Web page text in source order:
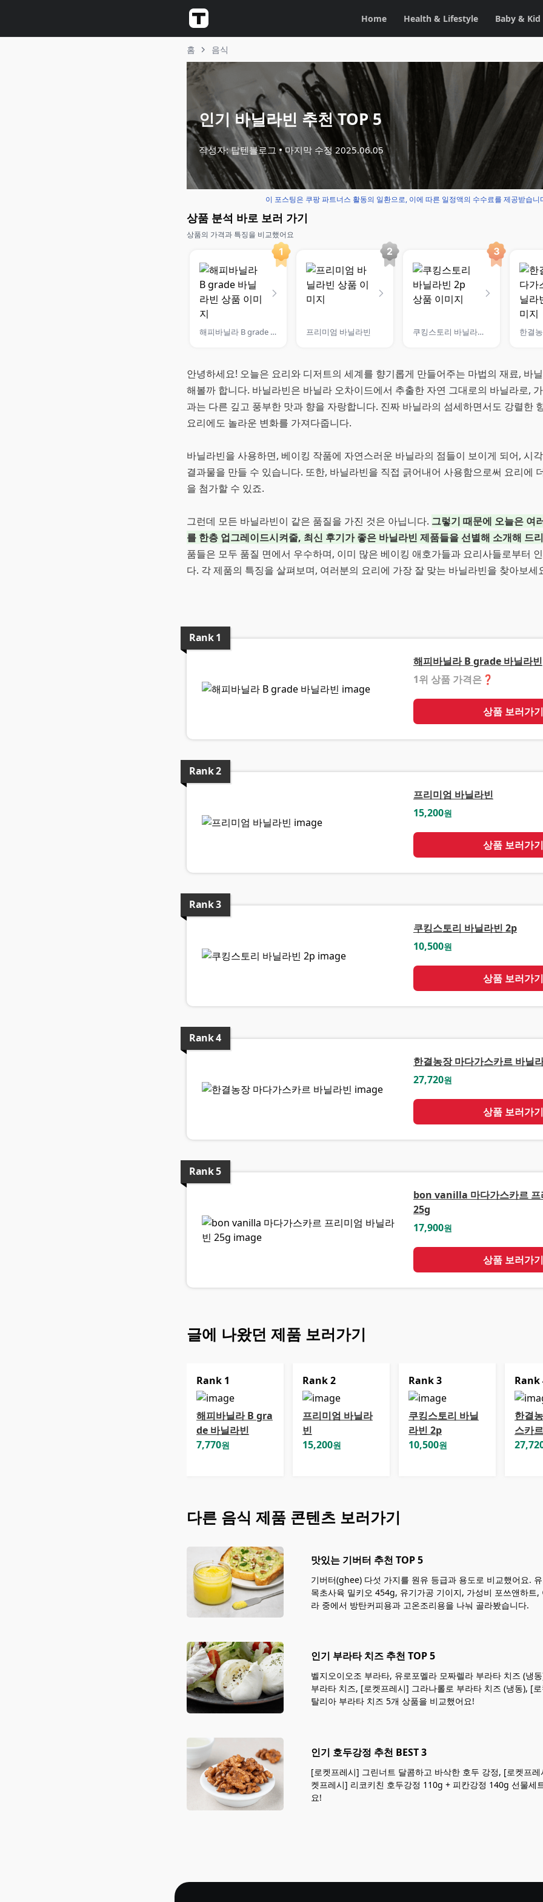
Home Health & Lifestyle Baby & Kid
홈 음식
인기 바닐라빈 추천 TOP 5
작성자: 탑텐블로그 마지막 수정2025.06.05
이 포스팅은 쿠팡 파트너스 활동의 일환으로, 이에 따른 일정액의 수수료를 제공받습니
상품 분석 바로 보러 가기
상품의 가격과 특징을 비교했어요
해피바닐라 B grade 바닐라빈 프리미엄 바닐라빈 쿠킹스토리 바닐라빈 2p
안녕하세요! 오늘은 요리와 디저트의 세계를 향기롭게 만들어주는 마법의 재료, 바
해볼까 합니다. 바닐라빈은 바닐라 오차이드에서 추출한 자연 그대로의 바닐라로,
과는 다른 깊고 풍부한 맛과 향을 자랑합니다. 진짜 바닐라의 섬세하면서도 강렬한
요리에도 놀라운 변화를 가져다줍니다.
바닐라빈을 사용하면, 베이킹 작품에 자연스러운 바닐라의 점들이 보이게 되어, 시
결과물을 만들 수 있습니다. 또한, 바닐라빈을 직접 긁어내어 사용함으로써 요리에
을 첨가할 수 있죠.
그런데 모든 바닐라빈이 같은 품질을 가진 것은 아닙니다. 그렇기 때문에 오늘은 여
를 한층 업그레이드시켜줄, 최신 후기가 좋은 바닐라빈 제품들을 선별해 소개해 드
품들은 모두 품질 면에서 우수하며, 이미 많은 베이킹 애호가들과 요리사들로부터
다. 각 제품의 특징을 살펴보며, 여러분의 요리에 가장 잘 맞는 바닐라빈을 찾아보세
Rank1
해피바닐라 B grade 바닐라빈
1위 상품 가격은 ❓
상품 보러가기
Rank2
프리미엄 바닐라빈
15,200원
상품 보러가기
Rank3
쿠킹스토리 바닐라빈 2p
10,500원
상품 보러가기
Rank4
한결농장 마다가스카르 바닐
27,720원
상품 보러가기
Rank5
bon vanilla 마다가스카르 프
25g
17,900원
상품 보러가기
글에 나왔던 제품 보러가기
Rank 1
해피바닐라 B gra
de 바닐라빈
7,770원
Rank2
프리미엄 바닐라
빈
15,200원
Rank3
쿠킹스토리 바닐
라빈 2p
10,500원
Rank
한결
스카
다른 음식 제품 콘텐츠 보러가기
맛있는 기버터 추천 TOP 5
기버터(ghee) 다섯 가지를 원유 등급과 용도로 비교했어요.
목초사육 밀키오 454g, 유기가공 기이지, 가성비 포쓰앤하트,
라 중에서 방탄커피용과 고온조리용을 나눠 골라봤습니다.
인기 부라타 치즈 추천 TOP 5
벨지오이오조 부라타, 유로포멜라 모짜렐라 부라타 치즈 (냉
부라타 치즈, [로켓프레시] 그라나롤로 부라타 치즈 (냉동), [
탈리아 부라타 치즈 5개 상품을 비교했어요!
인기 호두강정 추천 BEST 3
[로켓프레시] 그린너트 달콤하고 바삭한 호두 강정, [로켓프
켓프레시] 리코키친 호두강정 110g + 피칸강정 140g 선물세
요!